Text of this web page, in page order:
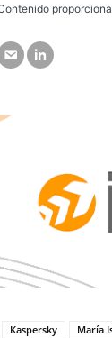
Kaspersky María